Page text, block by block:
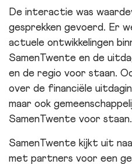
De interactie was
gesprekken gevoerd. Er
actuele ontwikkelingen
SamenTwente en de
en de regio voor staan.
over de financiële
maar ook
SamenTwente voor staan.
SamenTwente kijkt uit
met partners voor een